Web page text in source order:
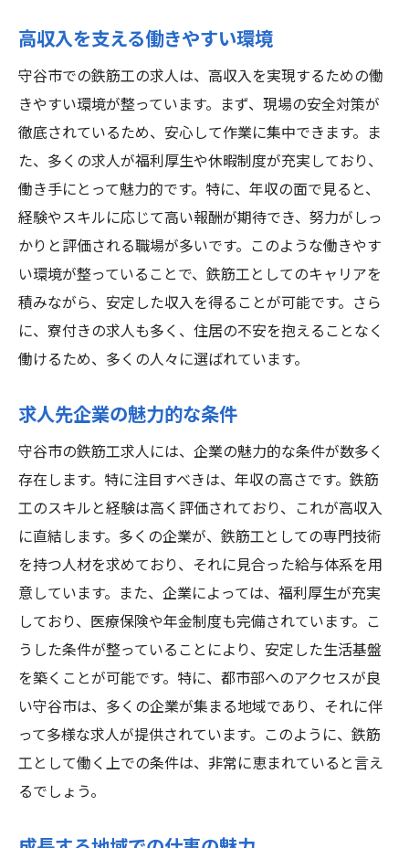
高収入を支える働きやすい環境
守谷市での鉄筋工の求人は、高収入を実現するための働
きやすい環境が整っています。まず、現場の安全対策が
徹底されているため、安心して作業に集中できます。ま
た、多くの求人が福利厚生や休暇制度が充実しており、
働き手にとって魅力的です。特に、年収の面で見ると、
経験やスキルに応じて高い報酬が期待でき、努力がしっ
かりと評価される職場が多いです。このような働きやす
い環境が整っていることで、鉄筋工としてのキャリアを
積みながら、安定した収入を得ることが可能です。さら
に、寮付きの求人も多く、住居の不安を抱えることなく
働けるため、多くの人々に選ばれています。
求人先企業の魅力的な条件
守谷市の鉄筋工求人には、企業の魅力的な条件が数多く
存在します。特に注目すべきは、年収の高さです。鉄筋
工のスキルと経験は高く評価されており、これが高収入
に直結します。多くの企業が、鉄筋工としての専門技術
を持つ人材を求めており、それに見合った給与体系を用
意しています。また、企業によっては、福利厚生が充実
しており、医療保険や年金制度も完備されています。こ
うした条件が整っていることにより、安定した生活基盤
を築くことが可能です。特に、都市部へのアクセスが良
い守谷市は、多くの企業が集まる地域であり、それに伴
って多様な求人が提供されています。このように、鉄筋
工として働く上での条件は、非常に恵まれていると言え
るでしょう。